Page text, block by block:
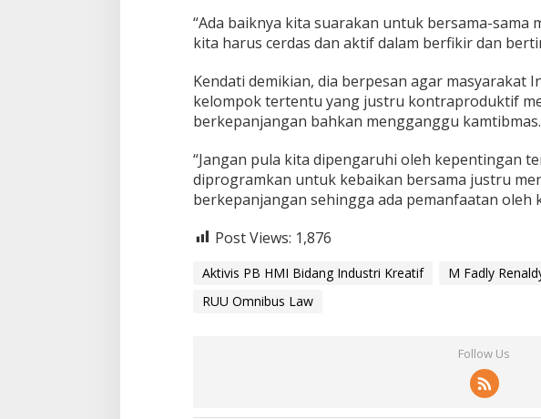
e
p
t
i
n
a
T
e
t
n
u
“Ada baiknya kita suarakan untuk bersama-
kita harus cerdas dan aktif dalam berfikir dan
Kendati demikian, dia berpesan agar masyarakat
kelompok tertentu yang justru kontraproduktif
berkepanjangan bahkan mengganggu kamtibmas.
“Jangan pula kita dipengaruhi oleh kepentingan
diprogramkan untuk kebaikan bersama justru
berkepanjangan sehingga ada pemanfaatan oleh
Post Views: 1,876
Aktivis PB HMI Bidang Industri Kreatif M Fadly
RUU Omnibus Law
Follow Us